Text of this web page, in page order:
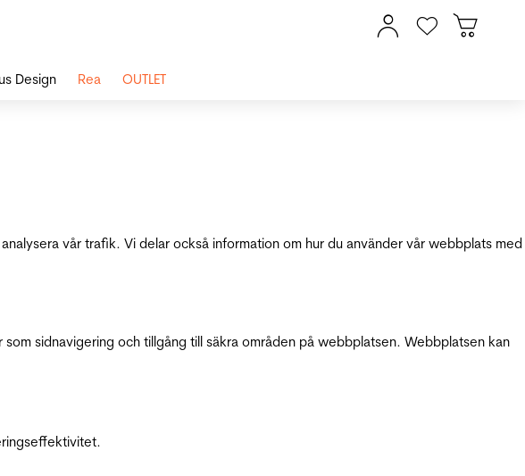
vår trafik. Vi delar också information om hur du använder vår webbplats med
sidnavigering och tillgång till säkra områden på webbplatsen. Webbplatsen kan
Design Rea OUTLET